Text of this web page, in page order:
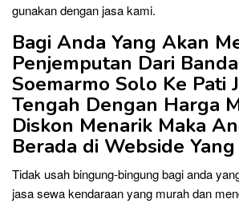
gunakan dengan jasa kami.
Bagi Anda Yang Akan
Penjemputan Dari
Soemarmo Solo Ke Pati
Tengah Dengan Harga
Diskon Menarik Maka
Berada di Webside
Tidak usah bingung-bingung bagi anda
jasa sewa kendaraan yang murah dan